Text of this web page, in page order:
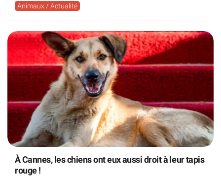
Animaux / Actualité
À Cannes, les chiens ont eux aussi droit à leur tapis
rouge !